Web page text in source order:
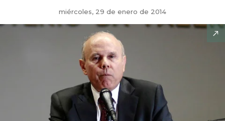
miércoles, 29 de enero de 2014